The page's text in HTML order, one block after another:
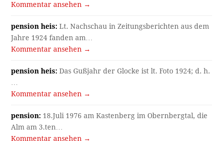
Kommentar ansehen →
pension heis: Lt. Nachschau in Zeitungsberichten aus dem
Jahre 1924 fanden am…
Kommentar ansehen →
pension heis: Das Gußjahr der Glocke ist lt. Foto 1924; d. h.
Kommentar ansehen →
pension: 18.Juli 1976 am Kastenberg im Obernbergtal, die
Alm am 3.ten…
Kommentar ansehen →